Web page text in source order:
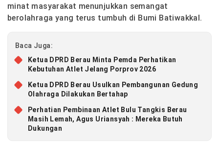
minat masyarakat menunjukkan semangat
berolahraga yang terus tumbuh di Bumi Batiwakkal.
Baca Juga:
Ketua DPRD Berau Minta Pemda Perhatikan
Kebutuhan Atlet Jelang Porprov 2026
Ketua DPRD Berau Usulkan Pembangunan Gedung
Olahraga Dilakukan Bertahap
Perhatian Pembinaan Atlet Bulu Tangkis Berau
Masih Lemah, Agus Uriansyah : Mereka Butuh
Dukungan